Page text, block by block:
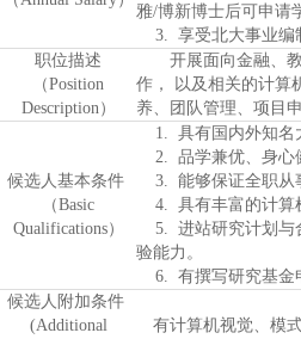
雅/博新博士后可申请
3. 享受北大事业编
职位描述
（Position
Description）
开展面向金融、教
作， 以及相关的计算
养、团队管理、项目
候选人基本条件
（Basic
Qualifications）
1. 具有国内外知名
2. 品学兼优、身心
3. 能够保证全职从
4. 具有丰富的计算
5. 进站研究计划与
验能力。
6. 有撰写研究基金
候选人附加条件
(Additional
有计算机视觉、模